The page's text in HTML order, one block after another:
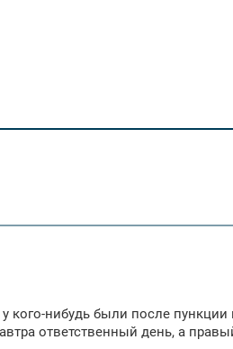
кого-нибудь были после
ответственный день, а